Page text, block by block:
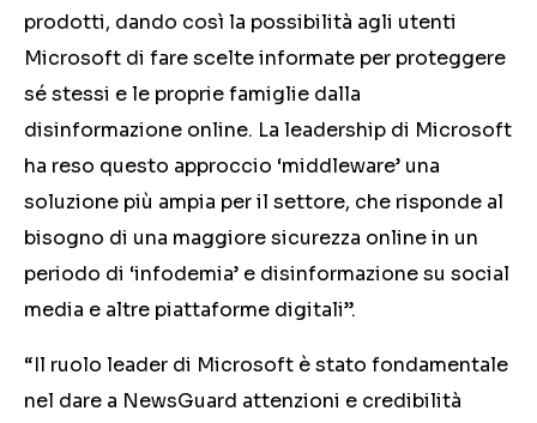
prodotti, dando così la possibilità agli utenti
Microsoft di fare scelte informate per proteggere
sé stessi e le proprie famiglie dalla
disinformazione online. La leadership di Microsoft
ha reso questo approccio ‘middleware’ una
soluzione più ampia per il settore, che risponde al
bisogno di una maggiore sicurezza online in un
periodo di ‘infodemia’ e disinformazione su social
media e altre piattaforme digitali”.
“Il ruolo leader di Microsoft è stato fondamentale
nel dare a NewsGuard attenzioni e credibilità